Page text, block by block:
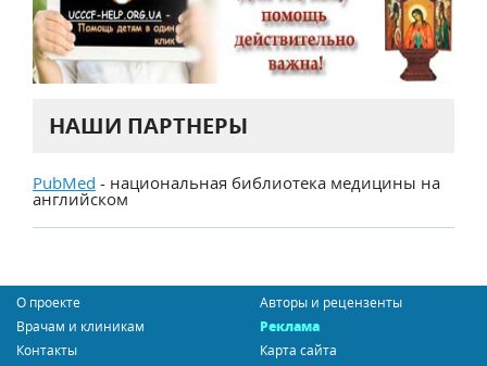
НАШИ ПАРТНЕРЫ
PubMed - национальная библиотека медицины на
английском
О проекте
Авторы и рецензенты
Врачам и клиникам
Реклама
Контакты
Карта сайта